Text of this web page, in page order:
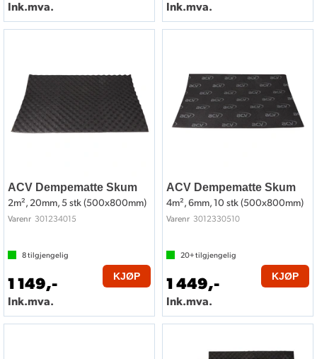
Ink.mva. Ink.mva.
ACV Dempematte Skum
2m², 20mm, 5 stk (500x800mm)
Varenr 301234015
8tilgjengelig
1 149,-
Ink.mva.
KJØP
ACV Dempematte Skum
4m², 6mm, 10 stk (500x800mm)
Varenr 3012330510
20+tilgjengelig
1 449,-
Ink.mva.
KJØP